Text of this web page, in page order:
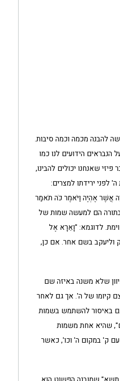
להבנה מכמה וכמה סיבות.
הידועים לנו כמו
שאנחנו יכולים להבינו,
ירידתו למצרים:
אֲשֶׁר אֶהְיֶה וַיֹּאמֶר כֹּה תֹאמַר
בתורה הם למעשה שמות של
לדוגמא: "וָאֵרָא אֶל
וליעקב בשם אחר. אם כן,
שלא משנה באיזה שם
קיומו של ה'. אך גם לאחר
גם באיסור להשתמש בשמות
שהיא אחת משמות
עם ק' במקום ה' וכו', כאשר